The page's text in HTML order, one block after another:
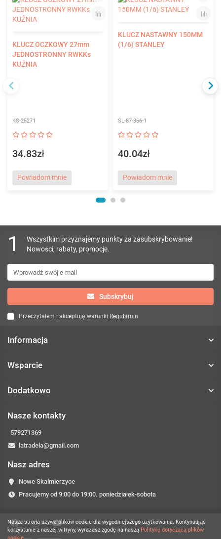
KLUCZ OCZKOWY 27mm
JEDNOSTRONNY RWKKs
KUŹNIA
KS-25271
34.83zł
Powiadom mnie
KLUCZ NASTAWNY 150MM
(1/6) STANLEY
SL-87-366-1
40.04zł
Powiadom mnie
Nasza strona używa plików cookie dla wygodniejszego użytkowania. Kontynuując
korzystanie z naszej witryny, wyrażasz zgodę na naszą Politykę dotyczącą plików
1
Wszystkim przyznajemy punkty za zasubskrybowanie!
Nowości, rabaty, promocje.
Subskrybuj
Przeczytałem i akceptuję warunki Regulamin
Informacja
Wsparcie
Dodatkowo
Nasze kontakty
579271369
latradela@gmail.com
Nasz adres
Nowe Skalmierzyce
Pracujemy od 9:00 do 19:00. poniedziałek-sobota